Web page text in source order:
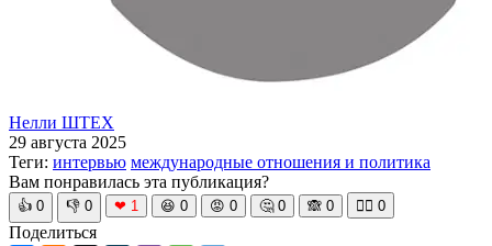
Нелли ШТЕХ
29 августа 2025
Теги: интервью международные отношения и политика
Вам понравилась эта публикация?
👍 0 👎 0 ❤ 1 😆 0 😡 0 🤔 0 🙈 0 🧘‍♀️ 0
Поделиться